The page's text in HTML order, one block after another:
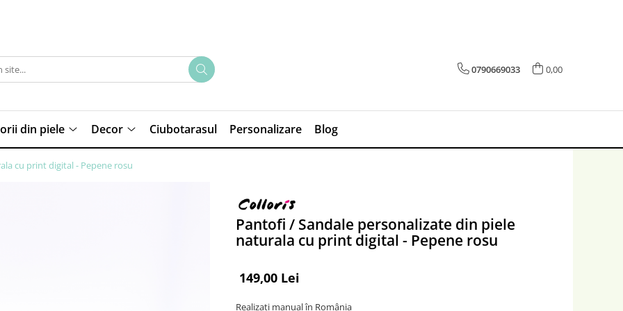
0790669033 0,00
din piele Decor Ciubotarasul Personalizare Blog
cu print digital - Pepene rosu
Pantofi / Sandale personalizate din piele
naturala cu print digital - Pepene rosu
149,00 Lei
Realizați manual în România